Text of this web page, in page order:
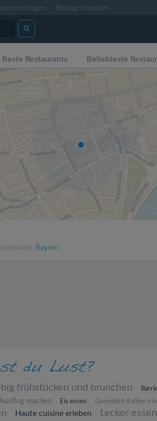
eintragen Beitrag schreiben
Beste Restaurants Beliebteste
Bayern
frühstücken und brunchen
machen Eis essen Gemütlich Kaffee
Haute cuisine erleben
Lecker